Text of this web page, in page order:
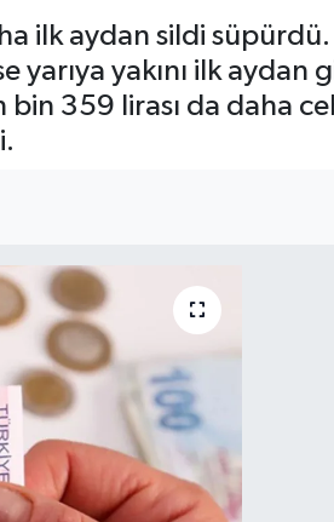
ilk aydan sildi
yarıya yakını ilk
bin 359 lirası da daha